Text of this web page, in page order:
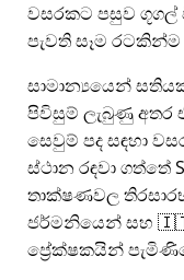
වසරකට පසුව
පැවති සෑම
සාමාන්‍යයෙන්
පිවිසුම් ලැබුණු අතර
සෙවුම් පද සඳහා
ස්ථාන රඳවා ගත්තේ
තාක්ෂණවල
ජර්මනියෙන් සහ
ප්‍රේක්ෂකයින්